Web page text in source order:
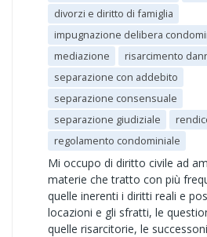
divorzi e diritto di famiglia
impugnazione delibera
mediazione
risarcimento
separazione con addebito
separazione consensuale
separazione giudiziale
regolamento condominiale
Mi occupo di diritto civile ad
materie che tratto con più
quelle inerenti i diritti reali e
locazioni e gli sfratti, le
quelle risarcitorie, le